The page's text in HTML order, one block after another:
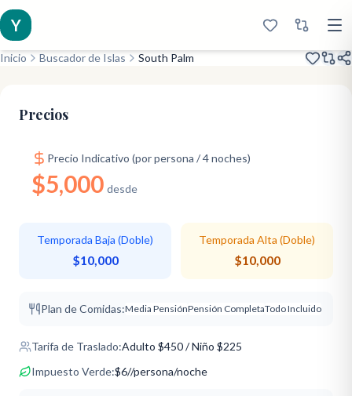
Y
Inicio Buscador de Islas South Palm
Precios
Precio Indicativo (por persona / 4 noches)
$5,000 desde
Temporada Baja (Doble)
$10,000
Temporada Alta (Doble)
$10,000
Plan de Comidas:Media PensiónPensión CompletaTodo Incluido
Tarifa de Traslado:Adulto $450/ Niño $225
Impuesto Verde:$6//persona/noche